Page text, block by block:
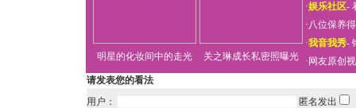
明星的化妆间中的走光 关之琳成长私密照曝光
·娱乐社区-
·八位保养
·我音我秀-
· 网友原创
请发表您的看法
用户：
匿名发出